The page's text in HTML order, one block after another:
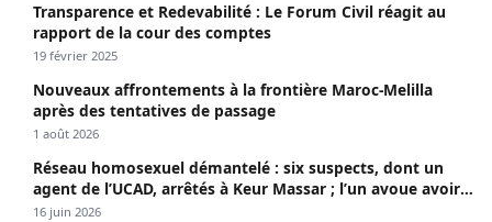
Transparence et Redevabilité : Le Forum Civil réagit au
rapport de la cour des comptes
19 février 2025
Nouveaux affrontements à la frontière Maroc-Melilla
après des tentatives de passage
1 août 2026
Réseau homosexuel démantelé : six suspects, dont un
agent de l’UCAD, arrêtés à Keur Massar ; l’un avoue avoir
propagé le VIH depuis 2018
16 juin 2026